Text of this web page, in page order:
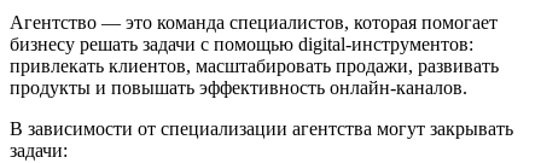
Агентство — это команда специалистов, которая помогает
бизнесу решать задачи с помощью digital-инструментов:
привлекать клиентов, масштабировать продажи, развивать
продукты и повышать эффективность онлайн-каналов.
В зависимости от специализации агентства могут закрывать
задачи: